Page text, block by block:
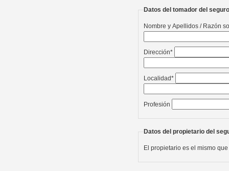
Datos del tomador del seguro
Nombre y Apellidos / Razón
Dirección*
Localidad*
Profesión
Datos del propietario del
El propietario es el mismo